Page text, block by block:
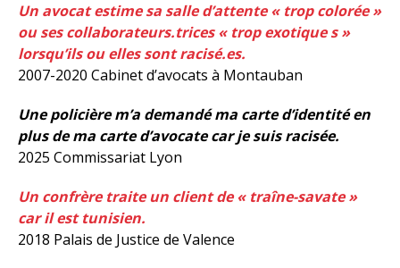
Un avocat estime sa salle d’attente « trop colorée »
ou ses collaborateurs.trices « trop exotique s »
lorsqu’ils ou elles sont racisé.es.
2007-2020 Cabinet d’avocats à Montauban
Une policière m’a demandé ma carte d’identité en
plus de ma carte d’avocate car je suis racisée.
2025 Commissariat Lyon
Un confrère traite un client de « traîne-savate »
car il est tunisien.
2018 Palais de Justice de Valence